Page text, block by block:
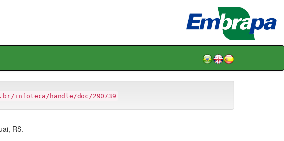
infoteca/handle/doc/290739
RS.